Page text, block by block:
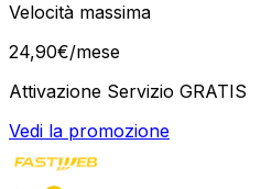
Velocità massima
24,90€/mese
Attivazione Servizio GRATIS
Vedi la promozione